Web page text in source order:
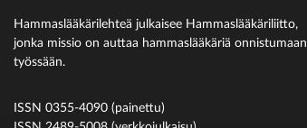
Hammaslääkärilehteä julkaisee Hammaslääkäriliitto,
jonka missio on auttaa hammaslääkäriä onnistumaan
työssään.
ISSN 0355-4090 (painettu)